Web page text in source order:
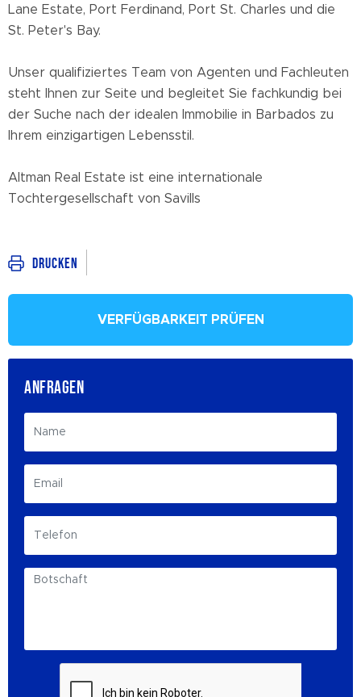
Lane Estate, Port Ferdinand, Port St. Charles und die
St. Peter's Bay.
Unser qualifiziertes Team von Agenten und Fachleuten
steht Ihnen zur Seite und begleitet Sie fachkundig bei
der Suche nach der idealen Immobilie in Barbados zu
Ihrem einzigartigen Lebensstil.
Altman Real Estate ist eine internationale
Tochtergesellschaft von Savills
Drucken
VERFÜGBARKEIT PRÜFEN
ANFRAGEN